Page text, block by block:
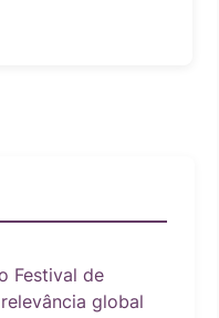
Festival de
global